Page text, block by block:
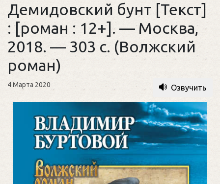
Демидовский бунт [Текст]
: [роман : 12+]. — Москва,
2018. — 303 c. (Волжский
роман)
4 Марта 2020 Озвучить